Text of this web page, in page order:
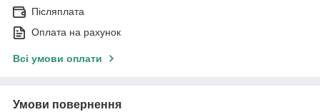
Післяплата
Оплата на рахунок
Всі умови оплати
Умови повернення